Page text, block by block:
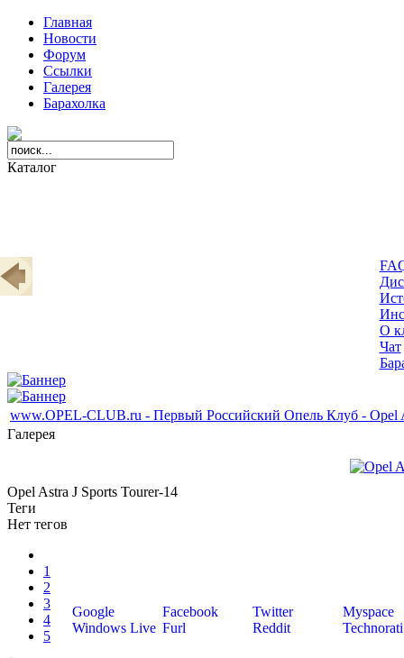
Главная
Новости
Форум
Ссылки
Галерея
Барахолка
Каталог
О
Чат
www.OPEL-CLUB.ru - Первый Российский Опель Клуб - Opel
Галерея
Opel Astra J Sports Tourer-14
Теги
Нет тегов
1
2
3
4
5
Google Facebook Twitter
Myspace
Windows Live Furl Reddit Technorati